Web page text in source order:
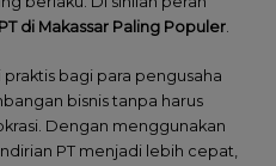
di Makassar Paling Populer
bagi para pengusaha
bisnis tanpa harus
Dengan menggunakan
PT menjadi lebih cepat,